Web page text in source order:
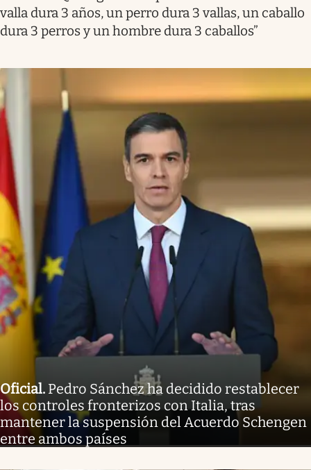
valla dura 3 años, un perro dura 3 vallas, un caballo
dura 3 perros y un hombre dura 3 caballos”
Oficial. Pedro Sánchez ha decidido restablecer
los controles fronterizos con Italia, tras
mantener la suspensión del Acuerdo Schengen
entre ambos países